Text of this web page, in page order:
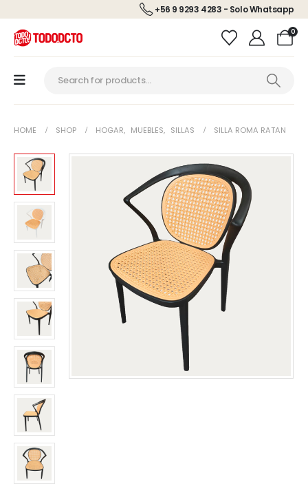
+56 9 9293 4283 - Solo Whatsapp
0
HOME SHOP HOGAR, MUEBLES, SILLAS SILLA ROMA RATAN